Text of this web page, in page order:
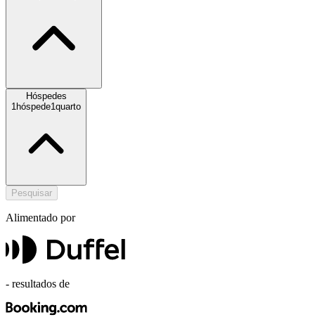
Hóspedes
1 hóspede1 quarto
Pesquisar
Alimentado por
- resultados de